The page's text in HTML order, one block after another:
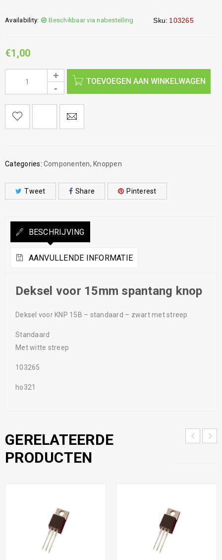
Availability: Beschikbaar via nabestelling Sku: 103265
€1,00
TOEVOEGEN AAN WINKELWAGEN
Categories: Componenten, Knoppen
Tweet Share Pinterest
BESCHRIJVING
AANVULLENDE INFORMATIE
Deksel voor 15mm spantang knop
Deksel voor KNP 15B – standaard – zwart met streep
Standaard
Met witte streep
103265
ho321
GERELATEERDE
PRODUCTEN